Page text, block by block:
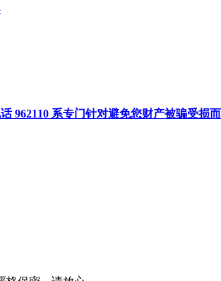
962110 系专门针对避免您财产被骗受损